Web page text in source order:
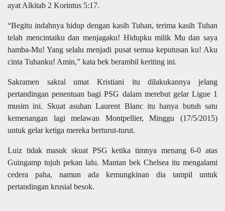
ayat Alkitab 2 Korintus 5:17.
“Begitu indahnya hidup dengan kasih Tuhan, terima kasih Tuhan
telah mencintaiku dan menjagaku! Hidupku milik Mu dan saya
hamba-Mu! Yang selalu menjadi pusat semua keputusan ku! Aku
cinta Tuhanku! Amin,” kata bek berambil keriting ini.
Sakramen sakral umat Kristiani itu dilakukannya jelang
pertandingan penentuan bagi PSG dalam merebut gelar Ligue 1
musim ini. Skuat asuhan Laurent Blanc itu hanya butuh satu
kemenangan lagi melawan Montpellier, Minggu (17/5/2015)
untuk gelar ketiga mereka berturut-turut.
Luiz tidak masuk skuat PSG ketika timnya menang 6-0 atas
Guingamp tujuh pekan lalu. Mantan bek Chelsea itu mengalami
cedera paha, namun ada kemungkinan dia tampil untuk
pertandingan krusial besok.